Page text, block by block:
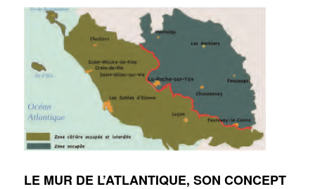
LE MUR DE L’ATLANTIQUE, SON CONCEPT